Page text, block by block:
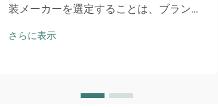
装メーカーを選定することは、ブランド
る極めて重要な意思決定です。新規ジュ
さらに表示